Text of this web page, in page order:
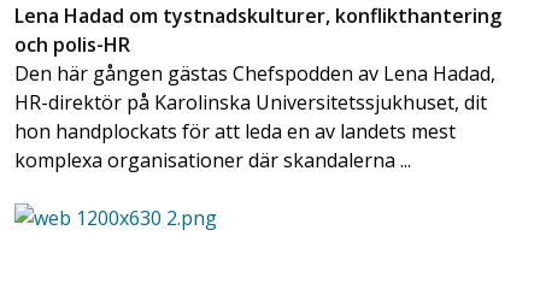
Lena Hadad om tystnadskulturer, konflikthantering
och polis-HR
Den här gången gästas Chefspodden av Lena Hadad,
HR-direktör på Karolinska Universitetssjukhuset, dit
hon handplockats för att leda en av landets mest
komplexa organisationer där skandalerna ...